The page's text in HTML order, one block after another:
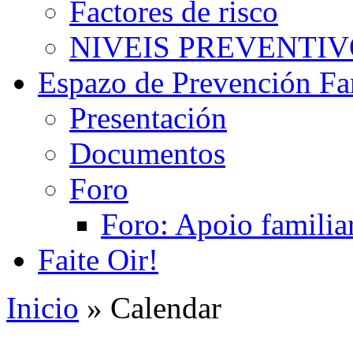
Factores de risco
NIVEIS
Espazo de Prevención
Presentación
Documentos
Foro
Foro: Apoio
Faite Oir!
Inicio » Calendar